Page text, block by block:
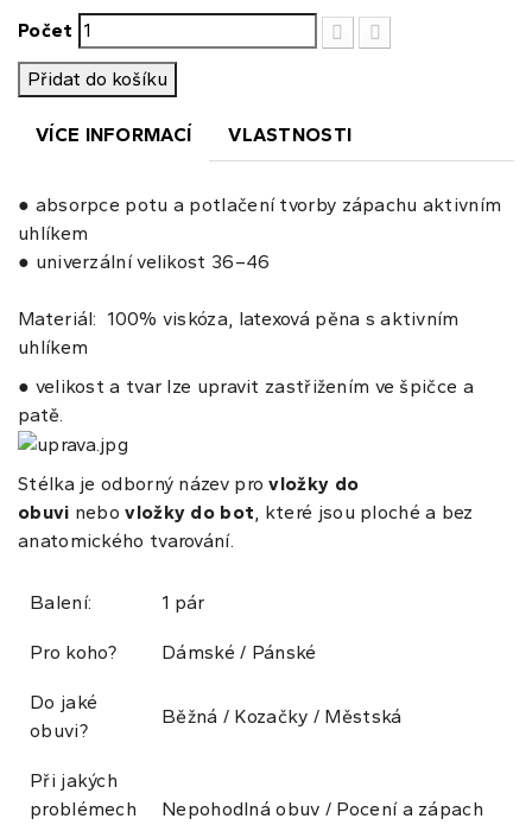
Počet
Přidat do košíku
VÍCE INFORMACÍ VLASTNOSTI
● absorpce potu a potlačení tvorby zápachu aktivním
uhlíkem
● univerzální velikost 36–46
Materiál: 100% viskóza, latexová pěna s aktivním
uhlíkem
● velikost a tvar lze upravit zastřižením ve špičce a
patě.
Stélka je odborný název provložky do
obuvi nebovložky do bot, které jsou ploché a bez
anatomického tvarování.
Balení: 1 pár
Pro koho? Dámské / Pánské
Do jaké
obuvi?
Běžná / Kozačky / Městská
Při jakých
problémech
Nepohodlná obuv / Pocení a zápach